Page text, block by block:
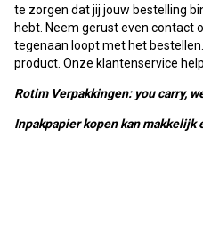
te zorgen dat jij jouw bestelling
hebt. Neem gerust even contact
tegenaan loopt met het
product. Onze klantenservice
Rotim Verpakkingen: you carry,
Inpakpapier kopen kan